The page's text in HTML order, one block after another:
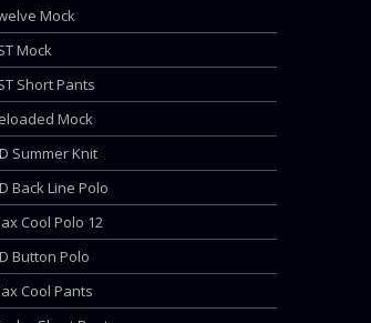
Mock
Mock
Short Pants
Mock
Summer Knit
Back Line Polo
Cool Polo 12
Button Polo
Cool Pants